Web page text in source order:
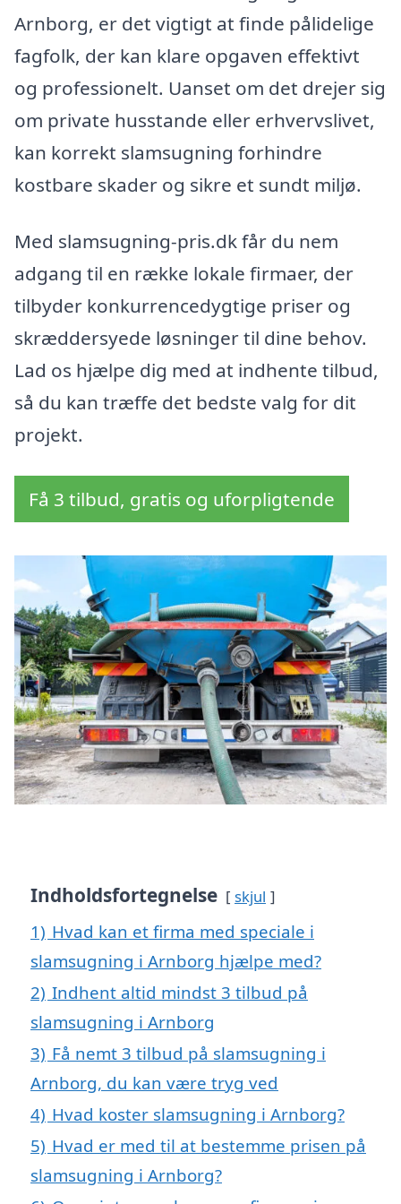
Arnborg, er det vigtigt at finde pålidelige
fagfolk, der kan klare opgaven effektivt
og professionelt. Uanset om det drejer sig
om private husstande eller erhvervslivet,
kan korrekt slamsugning forhindre
kostbare skader og sikre et sundt miljø.
Med slamsugning-pris.dk får du nem
adgang til en række lokale firmaer, der
tilbyder konkurrencedygtige priser og
skræddersyede løsninger til dine behov.
Lad os hjælpe dig med at indhente tilbud,
så du kan træffe det bedste valg for dit
projekt.
Få 3 tilbud, gratis og uforpligtende
Indholdsfortegnelse skjul
1) Hvad kan et firma med speciale i
slamsugning i Arnborg hjælpe med?
2) Indhent altid mindst 3 tilbud på
slamsugning i Arnborg
3) Få nemt 3 tilbud på slamsugning i
Arnborg, du kan være tryg ved
4) Hvad koster slamsugning i Arnborg?
5) Hvad er med til at bestemme prisen på
slamsugning i Arnborg?